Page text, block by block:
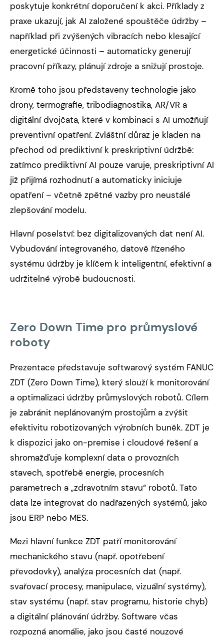
poskytuje konkrétní doporučení k akci. Příklady z
praxe ukazují, jak AI založené spouštěče údržby –
například při zvýšených vibracích nebo klesající
energetické účinnosti – automaticky generují
pracovní příkazy, plánují zdroje a snižují prostoje.
Kromě toho jsou představeny technologie jako
drony, termografie, tribodiagnostika, AR/VR a
digitální dvojčata, které v kombinaci s AI umožňují
preventivní opatření. Zvláštní důraz je kladen na
přechod od prediktivní k preskriptivní údržbě:
zatímco prediktivní AI pouze varuje, preskriptivní AI
již přijímá rozhodnutí a automaticky iniciuje
opatření – včetně zpětné vazby pro neustálé
zlepšování modelu.
Hlavní poselství: bez digitalizovaných dat není AI.
Vybudování integrovaného, datově řízeného
systému údržby je klíčem k inteligentní, efektivní a
udržitelné výrobě budoucnosti.
Zero Down Time pro průmyslové
roboty
Prezentace představuje softwarový systém FANUC
ZDT (Zero Down Time), který slouží k monitorování
a optimalizaci údržby průmyslových robotů. Cílem
je zabránit neplánovaným prostojům a zvýšit
efektivitu robotizovaných výrobních buněk. ZDT je
k dispozici jako on-premise i cloudové řešení a
shromažďuje komplexní data o provozních
stavech, spotřebě energie, procesních
parametrech a „zdravotním stavu“ robotů. Tato
data lze integrovat do nadřazených systémů, jako
jsou ERP nebo MES.
Mezi hlavní funkce ZDT patří monitorování
mechanického stavu (např. opotřebení
převodovky), analýza procesních dat (např.
svařovací procesy, manipulace, vizuální systémy),
stav systému (např. stav programu, historie chyb)
a digitální plánování údržby. Software včas
rozpozná anomálie, jako jsou časté nouzové